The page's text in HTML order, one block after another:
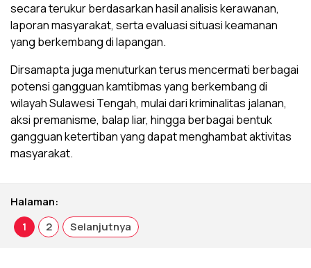
secara terukur berdasarkan hasil analisis kerawanan,
laporan masyarakat, serta evaluasi situasi keamanan
yang berkembang di lapangan.
Dirsamapta juga menuturkan terus mencermati berbagai
potensi gangguan kamtibmas yang berkembang di
wilayah Sulawesi Tengah, mulai dari kriminalitas jalanan,
aksi premanisme, balap liar, hingga berbagai bentuk
gangguan ketertiban yang dapat menghambat aktivitas
masyarakat.
Halaman:
1
2 Selanjutnya